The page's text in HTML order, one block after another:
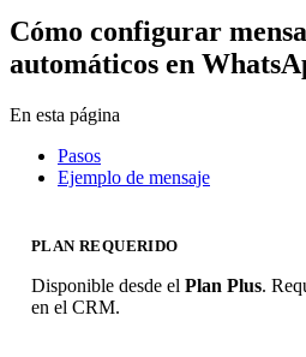
Cómo configurar
automáticos en
En esta página
Pasos
Ejemplo de mensaje
PLAN REQUERIDO
Disponible desde el Plan Plus.
en el CRM.